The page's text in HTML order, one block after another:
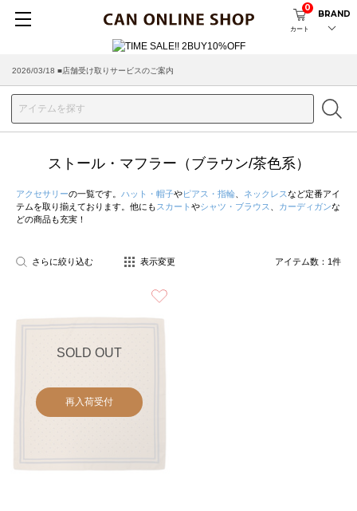
カート
0
BRAND
2026/03/18 ■店舗受け取りサービスのご案内
ストール・マフラー（ブラウン/茶色系）
アクセサリーの一覧です。 ハット・帽子やピアス・指輪 ネックレスなど定番アイ
テムを取り揃えております。他にも スカート やシャツ・ブラウス カーディガンな
どの商品も充実！
さらに絞り込む 表示変更 アイテム数： 1件
SOLD OUT
再入荷受付